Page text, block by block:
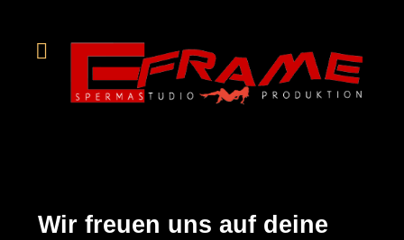
Wir freuen uns auf deine